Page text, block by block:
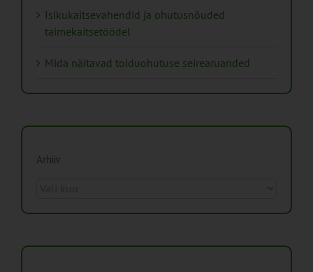
Isikukaitsevahendid ja ohutusnõuded
taimekaitsetöödel
Mida näitavad toiduohutuse seirearuanded
Arhiiv